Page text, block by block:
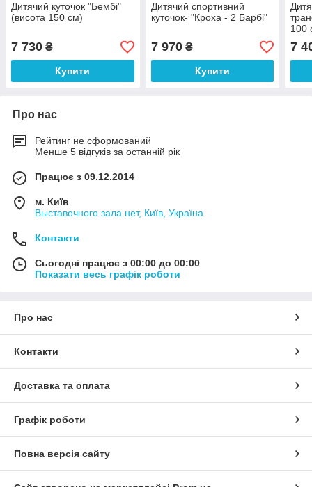
Дитячий куточок "Бембі"
(висота 150 см)
7 730 ₴
Купити
Дитячий спортивний
куточок- "Кроха - 2 Барбі"
7 970₴
Купити
100
7
Про нас
Рейтинг не сформований
Менше 5 відгуків за останній рік
Працює з 09.12.2014
м. Київ
Выставочного зала нет, Київ, Україна
Контакти
Сьогодні працює з 00:00 до 00:00
Показати весь графік роботи
Про нас
Контакти
Доставка та оплата
Графік роботи
Повна версія сайту